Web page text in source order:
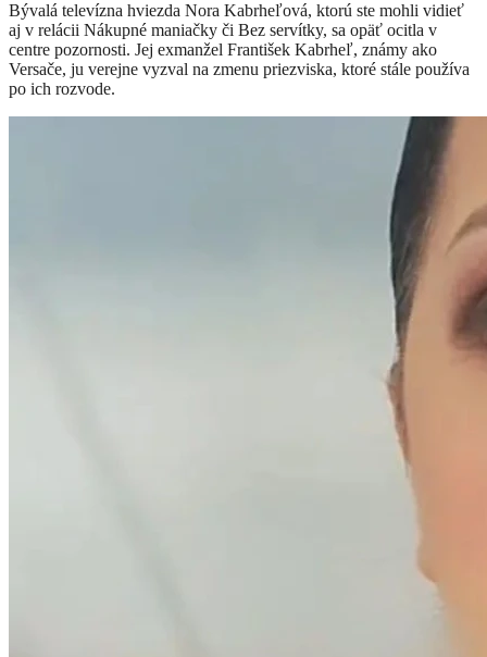
Bývalá televízna hviezda Nora Kabrheľová, ktorú ste mohli vidieť
aj v relácii Nákupné maniačky či Bez servítky, sa opäť ocitla v
centre pozornosti. Jej exmanžel František Kabrheľ, známy ako
Versače, ju verejne vyzval na zmenu priezviska, ktoré stále používa
po ich rozvode.